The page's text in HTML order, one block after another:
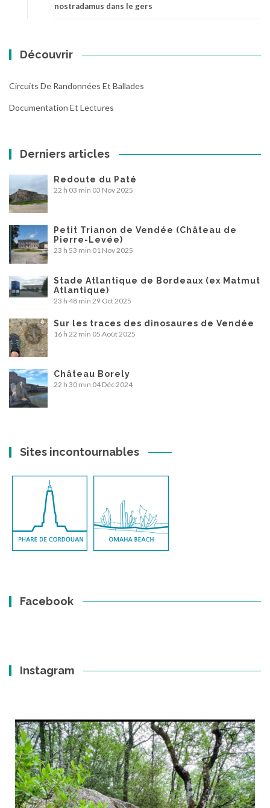
nostradamus dans le gers
Découvrir
Circuits De Randonnées Et Ballades
Documentation Et Lectures
Derniers articles
Redoute du Paté
22 h 03 min 03 Nov 2025
Petit Trianon de Vendée (Château de
Pierre-Levée)
23 h 53 min 01 Nov 2025
Stade Atlantique de Bordeaux (ex Matmut
Atlantique)
23 h 48 min 29 Oct 2025
Sur les traces des dinosaures de Vendée
16 h 22 min 05 Août 2025
Château Borely
22 h 30 min 04 Déc 2024
Sites incontournables
Facebook
Instagram